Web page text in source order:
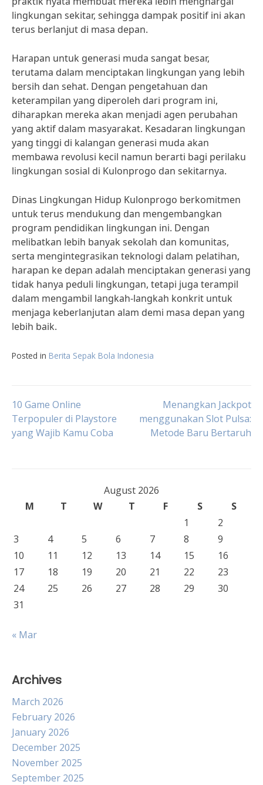
lingkungan sekitar, sehingga dampak positif ini akan
terus berlanjut di masa depan.
Harapan untuk generasi muda sangat besar,
terutama dalam menciptakan lingkungan yang lebih
bersih dan sehat. Dengan pengetahuan dan
keterampilan yang diperoleh dari program ini,
diharapkan mereka akan menjadi agen perubahan
yang aktif dalam masyarakat. Kesadaran lingkungan
yang tinggi di kalangan generasi muda akan
membawa revolusi kecil namun berarti bagi perilaku
lingkungan sosial di Kulonprogo dan sekitarnya.
Dinas Lingkungan Hidup Kulonprogo berkomitmen
untuk terus mendukung dan mengembangkan
program pendidikan lingkungan ini. Dengan
melibatkan lebih banyak sekolah dan komunitas,
serta mengintegrasikan teknologi dalam pelatihan,
harapan ke depan adalah menciptakan generasi yang
tidak hanya peduli lingkungan, tetapi juga terampil
dalam mengambil langkah-langkah konkrit untuk
menjaga keberlanjutan alam demi masa depan yang
lebih baik.
Posted in Berita Sepak Bola Indonesia
Post
navigation
10 Game Online
Terpopuler di Playstore
yang Wajib Kamu Coba
Menangkan Jackpot
menggunakan Slot Pulsa:
Metode Baru Bertaruh
August 2026
M
T W T F S
S
1
2
3
4 5 6 7 8
9
10
11 12 13 14 15
16
17
18 19 20 21 22
23
24
25 26 27 28 29
30
31
« Mar
Archives
March 2026
February 2026
January 2026
December 2025
November 2025
September 2025